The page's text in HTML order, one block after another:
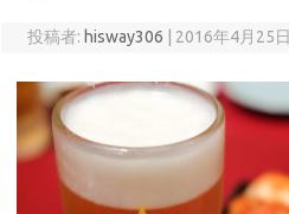
投稿者: hisway306 2016年4月25日